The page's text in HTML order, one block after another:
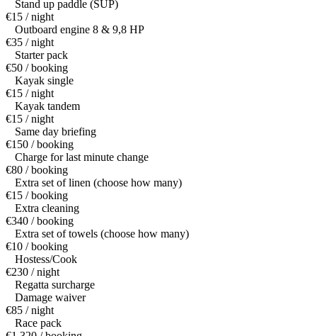
Stand up paddle (SUP)
€15 / night
Outboard engine 8 & 9,8 HP
€35 / night
Starter pack
€50 / booking
Kayak single
€15 / night
Kayak tandem
€15 / night
Same day briefing
€150 / booking
Charge for last minute change
€80 / booking
Extra set of linen (choose how many)
€15 / booking
Extra cleaning
€340 / booking
Extra set of towels (choose how many)
€10 / booking
Hostess/Cook
€230 / night
Regatta surcharge
Damage waiver
€85 / night
Race pack